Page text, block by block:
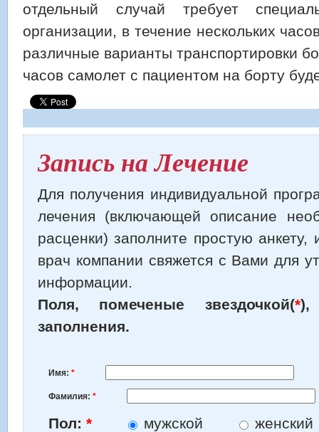
отдельный случай требует
организации, в течение нескольких
различные варианты транспортировки
часов самолет с пациентом на борту
Запись на Лечение
Для получения индивидуальной
лечения (включающей описание
расценки) заполните простую анкету,
врач компании свяжется с Вами для
информации.
Поля, помеченые звездочкой(*),
заполнения.
Имя: *
Фамилия: *
Пол: * мужской
женский